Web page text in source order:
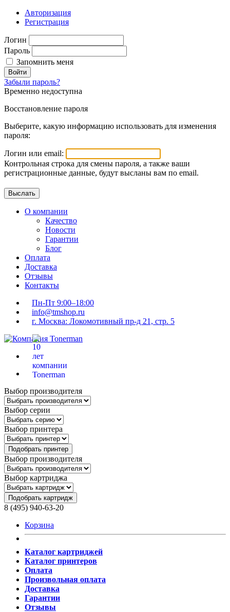
Авторизация
Регистрация
Логин
Пароль
Запомнить меня
Войти
Забыли пароль?
Временно недоступна
Восстановление пароля
Выберите, какую информацию использовать для изменения
пароля:
Логин или email:
Контрольная строка для смены пароля, а также ваши
регистрационные данные, будут высланы вам по email.
О компании
Качество
Новости
Гарантии
Блог
Оплата
Доставка
Отзывы
Контакты
Пн-Пт 9:00–18:00
info@tmshop.ru
г. Москва: Локомотивный пр-д 21, стр. 5
Выбор производителя
Выбор серии
Выбор принтера
Подобрать принтер
Выбор производителя
Выбор картриджа
Подобрать картридж
8 (495) 940-63-20
Корзина
Каталог картриджей
Каталог принтеров
Оплата
Произвольная оплата
Доставка
Гарантии
Отзывы